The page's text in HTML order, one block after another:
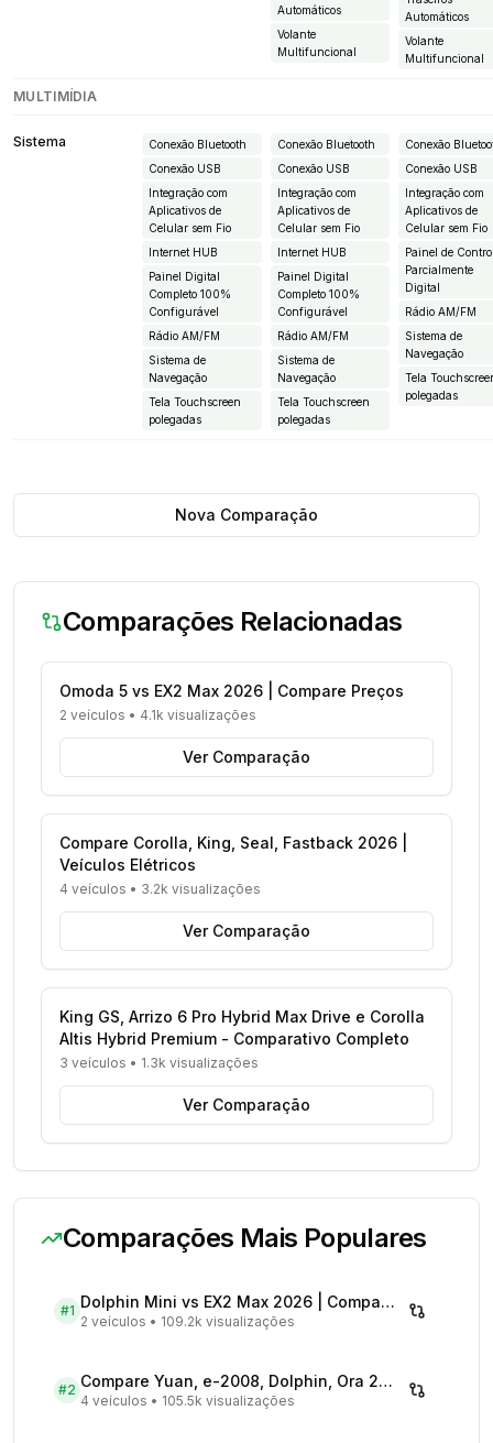
Automáticos
Volante
Multifuncional
Automáticos
Volante
Multifuncional
MULTIMÍDIA
Sistema
Conexão Bluetooth
Conexão USB
Integração com
Aplicativos de
Celular sem Fio
Internet HUB
Painel Digital
Completo 100%
Configurável
Rádio AM/FM
Sistema de
Navegação
Tela Touchscreen
polegadas
Conexão Bluetooth
Conexão USB
Integração com
Aplicativos de
Celular sem Fio
Internet HUB
Painel Digital
Completo 100%
Configurável
Rádio AM/FM
Sistema de
Navegação
Tela Touchscreen
polegadas
Conexão
Conexão USB
Integração com
Aplicativos de
Celular sem Fio
Painel de
Parcialmente
Digital
Rádio AM/FM
Sistema de
Navegação
Tela
polegadas
Nova Comparação
Comparações Relacionadas
Omoda 5 vs EX2 Max 2026 | Compare Preços
2 veículos • 4.1k visualizações
Ver Comparação
Compare Corolla, King, Seal, Fastback 2026 |
Veículos Elétricos
4 veículos • 3.2k visualizações
Ver Comparação
King GS, Arrizo 6 Pro Hybrid Max Drive e Corolla
Altis Hybrid Premium - Comparativo Completo
3 veículos • 1.3k visualizações
Ver Comparação
Comparações Mais Populares
#1 Dolphin Mini vs EX2 Max 2026 | Compare Preços
2 veículos • 109.2k visualizações
#2 Compare Yuan, e-2008, Dolphin, Ora 2026 | Veículos Elétricos
4 veículos • 105.5k visualizações